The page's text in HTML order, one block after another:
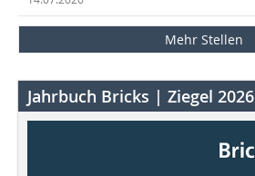
Mehr Stellen
Jahrbuch Bricks | Ziegel 2026